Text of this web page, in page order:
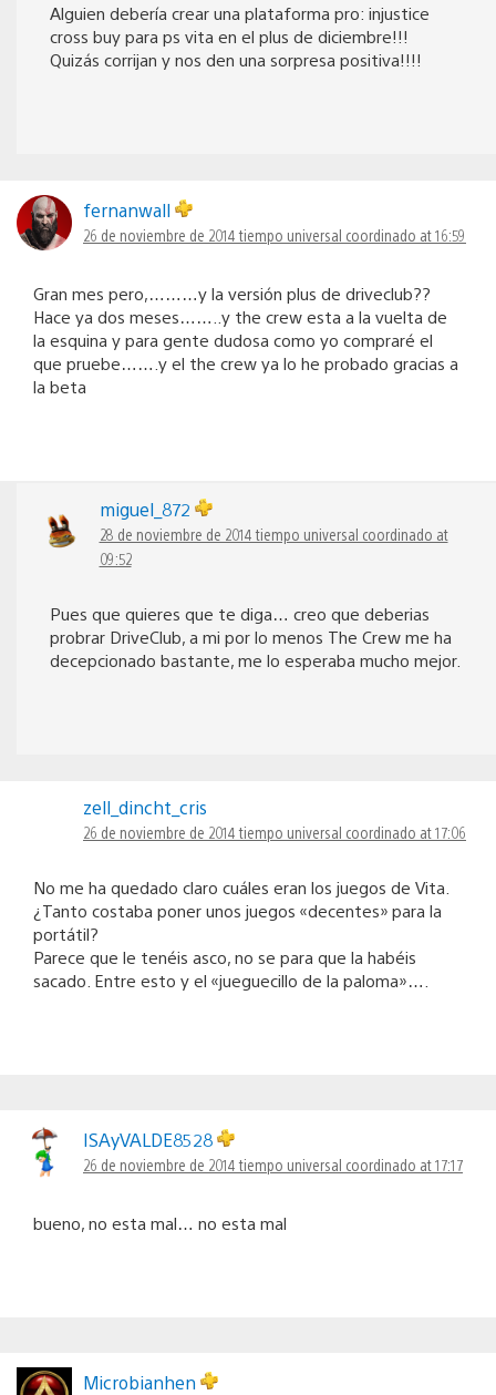
Alguien debería crear una plataforma pro: injustice
cross buy para ps vita en el plus de diciembre!!!
Quizás corrijan y nos den una sorpresa positiva!!!!
fernanwall
26 de noviembre de 2014 tiempo universal coordinado at 16:59
Gran mes pero,………y la versión plus de driveclub??
Hace ya dos meses……..y the crew esta a la vuelta de
la esquina y para gente dudosa como yo compraré el
que pruebe…….y el the crew ya lo he probado gracias a
la beta
miguel_872
28 de noviembre de 2014 tiempo universal coordinado at
09:52
Pues que quieres que te diga… creo que deberias
probrar DriveClub, a mi por lo menos The Crew me ha
decepcionado bastante, me lo esperaba mucho mejor.
zell_dincht_cris
26 de noviembre de 2014 tiempo universal coordinado at 17:06
No me ha quedado claro cuáles eran los juegos de Vita.
¿Tanto costaba poner unos juegos «decentes» para la
portátil?
Parece que le tenéis asco, no se para que la habéis
sacado. Entre esto y el «jueguecillo de la paloma»….
ISAyVALDE8528
26 de noviembre de 2014 tiempo universal coordinado at 17:17
bueno, no esta mal… no esta mal
Microbianhen